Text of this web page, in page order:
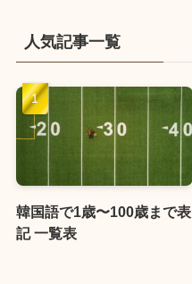
人気記事一覧
韓国語で1歳〜100歳まで表
記 一覧表